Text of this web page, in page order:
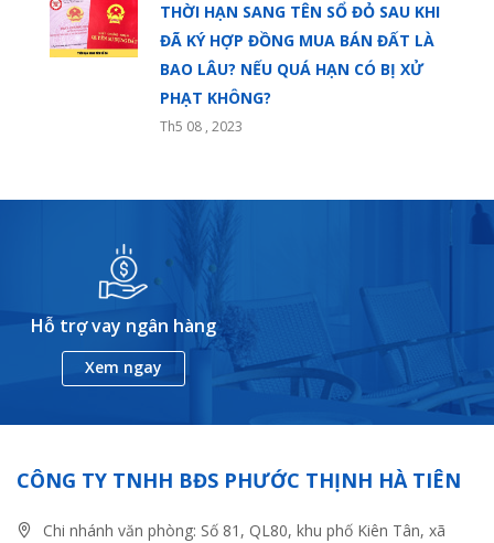
THỜI HẠN SANG TÊN SỔ ĐỎ SAU KHI
ĐÃ KÝ HỢP ĐỒNG MUA BÁN ĐẤT LÀ
BAO LÂU? NẾU QUÁ HẠN CÓ BỊ XỬ
PHẠT KHÔNG?
Th5 08 , 2023
Hỗ trợ vay ngân hàng
Xem ngay
CÔNG TY TNHH BĐS PHƯỚC THỊNH HÀ TIÊN
Chi nhánh văn phòng: Số 81, QL80, khu phố Kiên Tân, xã